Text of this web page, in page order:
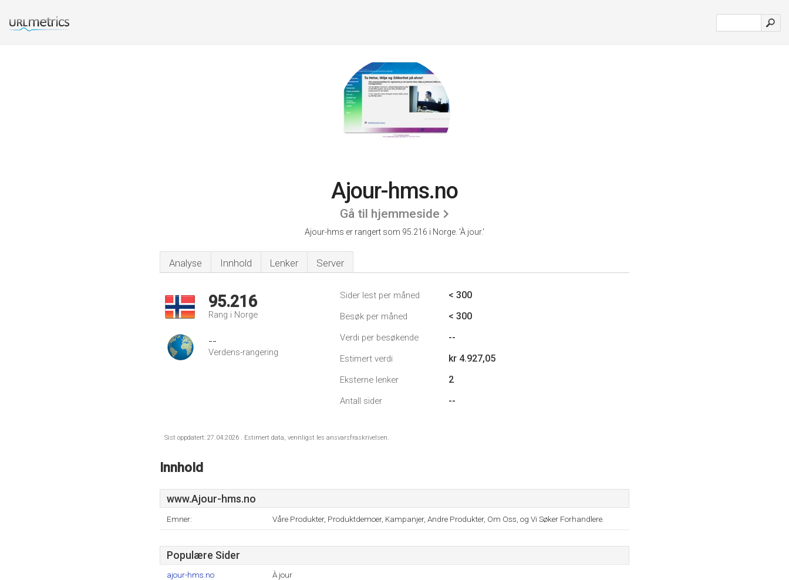
Ajour-hms.no
Gå til hjemmeside
Ajour-hms er rangert som 95.216 i Norge. 'À jour.'
Analyse Innhold Lenker Server
95.216
Rang i Norge
--
Verdens-rangering
Sider lest per måned < 300
Besøk per måned < 300
Verdi per besøkende --
Estimert verdi kr 4.927,05
Eksterne lenker 2
Antall sider --
Sist oppdatert: 27.04.2026 . Estimert data, vennligst les ansvarsfraskrivelsen.
Innhold
www.Ajour-hms.no
Emner: Våre Produkter, Produktdemoer, Kampanjer, Andre Produkter, Om Oss, og Vi Søker Forhandlere.
Populære Sider
ajour-hms.no À jour